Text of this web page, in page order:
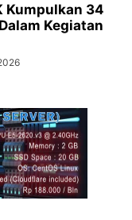
Kumpulkan 34
Kegiatan